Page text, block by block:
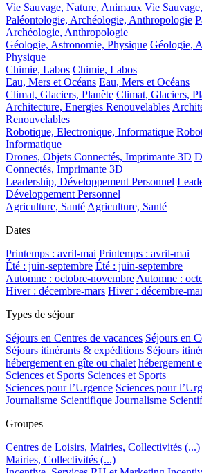
Vie Sauvage, Nature, Animaux Vie
Paléontologie, Archéologie, Anthropologie
Archéologie, Anthropologie
Géologie, Astronomie, Physique Géologie,
Physique
Chimie, Labos Chimie, Labos
Eau, Mers et Océans Eau, Mers et Océans
Climat, Glaciers, Planète Climat, Glaciers,
Architecture, Energies Renouvelables
Renouvelables
Robotique, Electronique, Informatique
Informatique
Drones, Objets Connectés, Imprimante 3D
Connectés, Imprimante 3D
Leadership, Développement Personnel
Développement Personnel
Agriculture, Santé Agriculture, Santé
Dates
Printemps : avril-mai Printemps : avril-mai
Été : juin-septembre Été : juin-septembre
Automne : octobre-novembre Automne :
Hiver : décembre-mars Hiver : décembre-
Types de séjour
Séjours en Centres de vacances Séjours en
Séjours itinérants & expéditions Séjours
hébergement en gîte ou chalet hébergement
Sciences et Sports Sciences et Sports
Sciences pour l’Urgence Sciences pour
Journalisme Scientifique Journalisme
Groupes
Centres de Loisirs, Mairies, Collectivités (...)
Mairies, Collectivités (...)